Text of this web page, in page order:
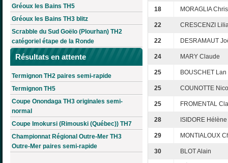
Gréoux les Bains TH5
Gréoux les Bains TH3 blitz
Scrabble du Sud Goëlo (Plourhan) TH2
catégoriel étape de la Ronde
Résultats en attente
Termignon TH2 paires semi-rapide
Termignon TH5
Coupe Onondaga TH3 originales semi-
normal
Coupe Imokursi (Rimouski (Québec)) TH7
Championnat Régional Outre-Mer TH3
Outre-Mer paires semi-rapide
18 MORAGLIA
22 CRESCENZI
22 DESRAMAUT
24 MARY Claude
25 BOUSCHET
25 COUNOTTE
25 FROMENTAL
28 ISIDORE Hélène
29 MONTIALOUX
30 BLOT Alain